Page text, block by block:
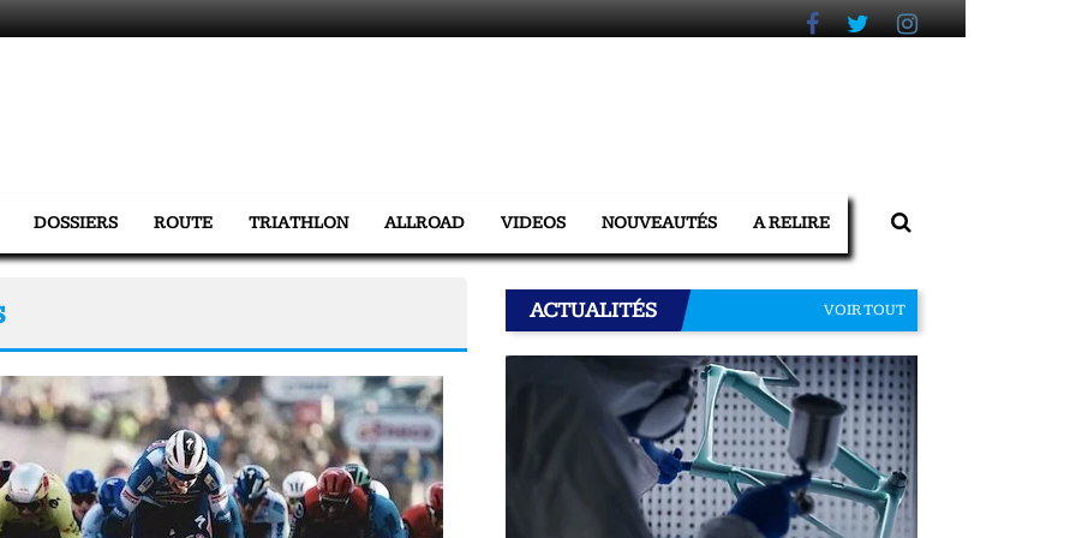
DOSSIERS ROUTE TRIATHLON ALLROAD VIDEOS NOUVEAUTÉS A RELIRE
ACTUALITÉS VOIR TOUT